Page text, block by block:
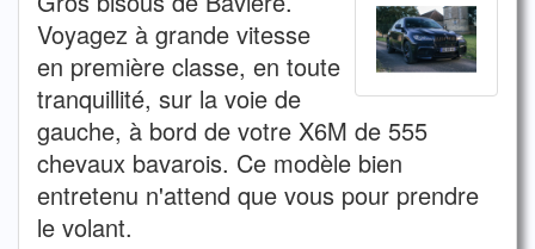
Voyagez à grande vitesse
en première classe, en toute
tranquillité, sur la voie de
gauche, à bord de votre X6M de 555
chevaux bavarois. Ce modèle bien
entretenu n'attend que vous pour prendre
le volant.